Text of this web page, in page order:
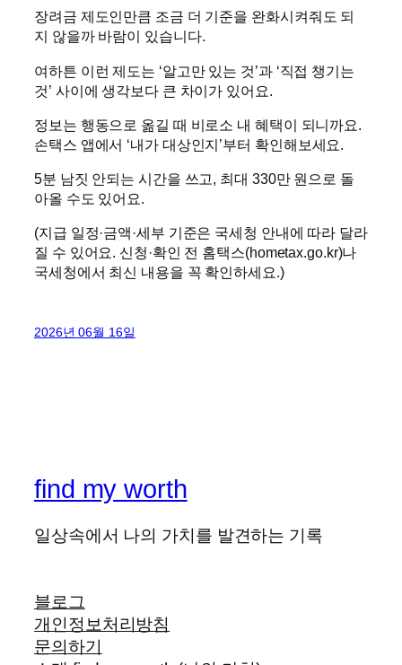
장려금 제도인만큼 조금 더 기준을 완화시켜줘도 되
지 않을까 바람이 있습니다.
여하튼 이런 제도는 ‘알고만 있는 것’과 ‘직접 챙기는
것’ 사이에 생각보다 큰 차이가 있어요.
정보는 행동으로 옮길 때 비로소 내 혜택이 되니까요.
손택스 앱에서 ‘내가 대상인지’부터 확인해보세요.
5분 남짓 안되는 시간을 쓰고, 최대 330만 원으로 돌
아올 수도 있어요.
(지급 일정·금액·세부 기준은 국세청 안내에 따라 달라
질 수 있어요. 신청·확인 전 홈택스(hometax.go.kr)나
국세청에서 최신 내용을 꼭 확인하세요.)
2026년 06월 16일
find my worth
일상속에서 나의 가치를 발견하는 기록
블로그
개인정보처리방침
문의하기